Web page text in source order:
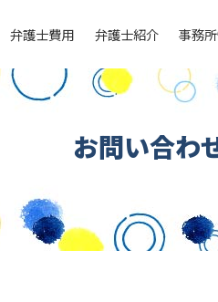
弁護士費用 弁護士紹介 事務
お問い合わ